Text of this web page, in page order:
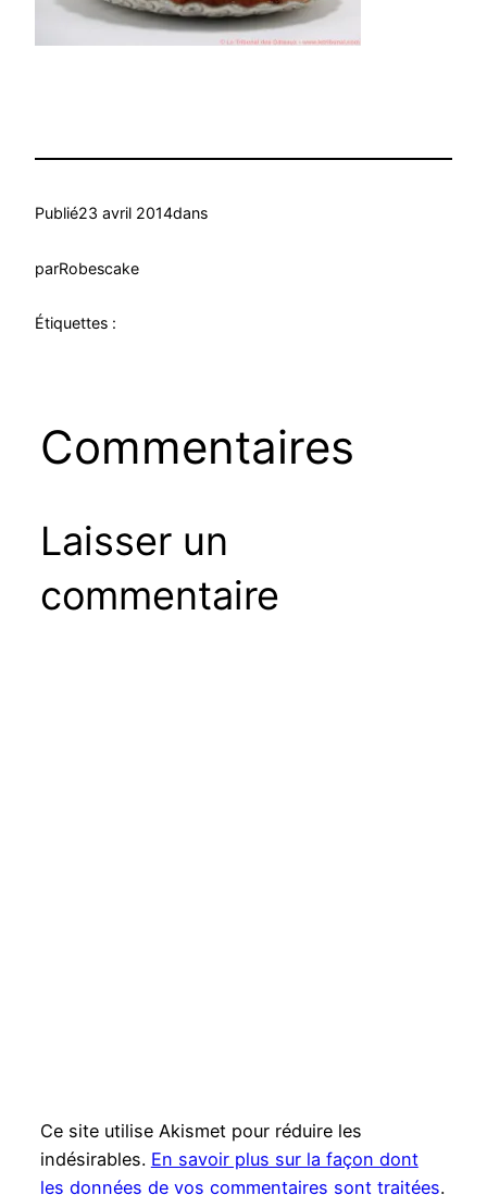
Publié23 avril 2014dans
parRobescake
Étiquettes :
Commentaires
Laisser un
commentaire
Ce site utilise Akismet pour réduire les
indésirables. En savoir plus sur la façon dont
les données de vos commentaires sont traitées.